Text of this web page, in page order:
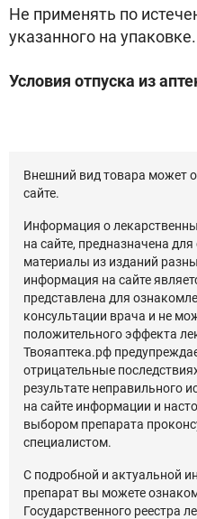
Не применять по
указанного на упаковке.
Условия отпуска из
Внешний вид товара может
сайте.
Информация о
на сайте, предназначена
материалы из изданий
информация на сайте
представлена для
консультации врача и не
положительного эффекта
Твояаптека.рф
отрицательные
результате неправильного
на сайте информации и
выбором препарата
специалистом.
С подробной и актуальной
препарат вы можете
Государственного реестра